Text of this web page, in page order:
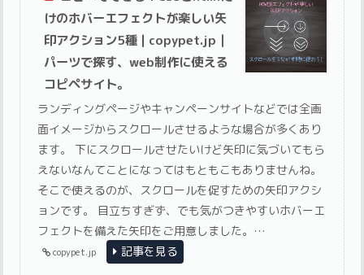
けのホバーエフェクトが楽しい矢
印アクション5種 | copypet.jp｜
パーツで探す、web制作に使える
コピペサイト。
ランディングページやキャンペーンサイトなどでは全画
面イメージからスクロールさせるような場合が多くあり
ます。 下にスクロールさせたいけど矢印に気づいてもら
えないなんてことになってはもともこもありませんね。
そこで使えるのが、スクロールを促すための矢印アクシ
ョンです。 目立ちすぎず、でも気がつきやすいホバーエ
フェクトを備えた矢印をご用意しました。…
copypet.jp 記事を見る